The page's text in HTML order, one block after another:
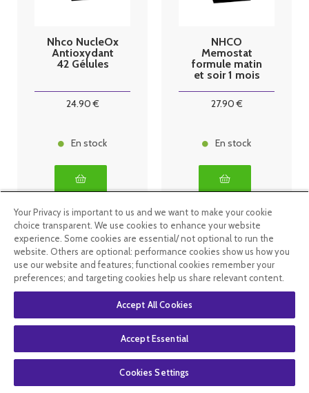
Nhco NucleOx
Antioxydant
42 Gélules
24.90€
En stock
NHCO
Memostat
formule matin
et soir 1 mois
27.90€
En stock
aminé 70
Anti-rides
Your Privacy is important to us and we want to make your cookie
choice transparent. We use cookies to enhance your website
experience. Some cookies are essential/ not optional to run the
website. Others are optional: performance cookies show us how you
use our website and features; functional cookies remember your
preferences; and targeting cookies help us share relevant content.
Accept All Cookies
Accept Essential
Cookies Settings